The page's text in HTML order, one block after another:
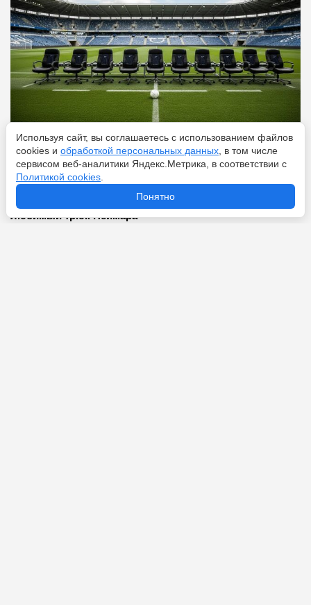
Перейти 8 августа 2026
Что значит фол в футболе: объясняем на пальцах
любимый трюк Неймара
Используя сайт, вы соглашаетесь с использованием файлов
cookies и обработкой персональных данных , в том числе
сервисом веб-аналитики Яндекс.Метрика, в соответствии с
Политикой cookies
Понятно